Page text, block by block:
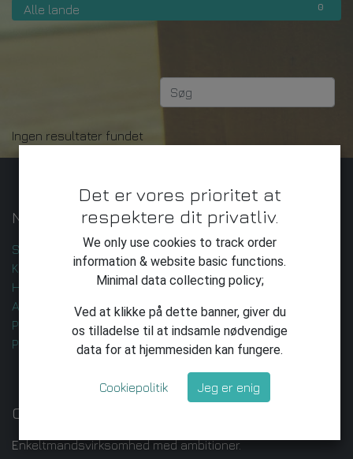
0
Alle lande
Ingen resultater fundet
Nyttige Links
Startside
Kontakt os
Handelsbetingelser
AI-udvikling og -leverance
Privatlivspolitik
Privatliv
Om os
Enkeltmandsvirksomhed med ambitioner.
Det er vores prioritet at
respektere dit privatliv.
We only use cookies to track order
information & website basic functions.
Minimal data collecting policy;
Ved at klikke på dette banner, giver du
os tilladelse til at indsamle nødvendige
data for at hjemmesiden kan fungere.
Cookiepolitik Jeg er enig